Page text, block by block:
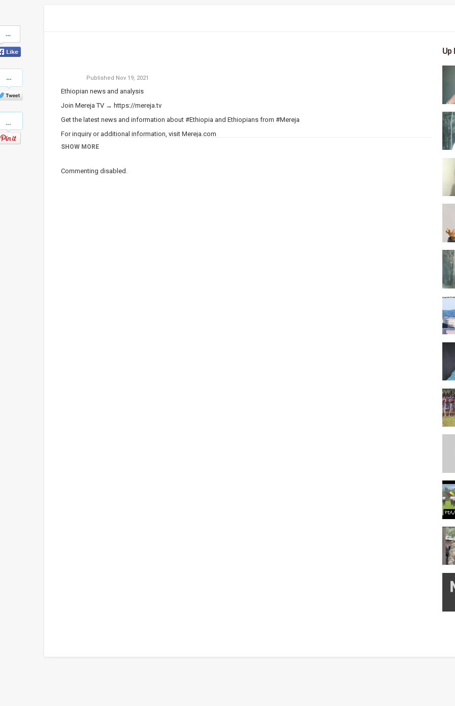
on
Facebook
on
Twitter
Published Nov 19, 2021
Ethiopian news and analysis
Join Mereja TV → https://mereja.tv
Get the latest news and information about #Ethiopia and Ethiopians from #Mereja
For inquiry or additional information, visit Mereja.com
Mereja presents Ethiopian news, Ethiopian music, sports, arts, and entertainment
Category Ethiopian News
SHOW MORE
Commenting disabled.
Up